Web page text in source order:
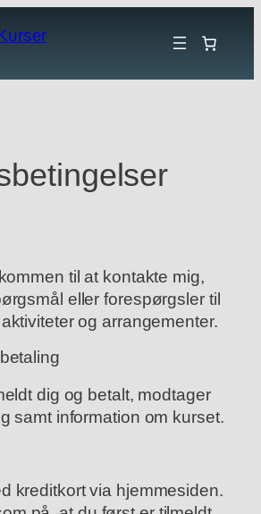
til at kontakte mig,
eller forespørgsler til
og arrangementer.
dig og betalt, modtager
samt information om kurset.
kreditkort via hjemmesiden.